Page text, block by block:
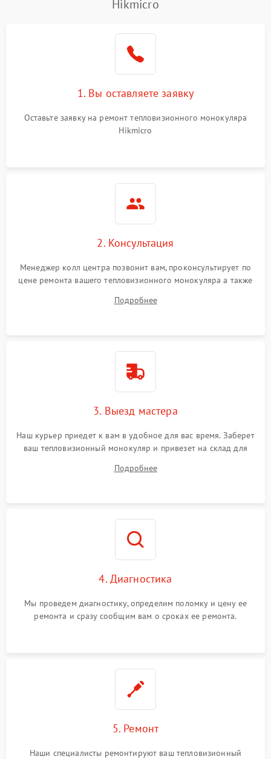
500 ₽
1250 ₽ Подробнее →
750 ₽
2500 ₽
1500 ₽
Hikmicro
1. Вы оставляете заявку
Оставьте заявку на ремонт тепловизионного монокуляра
Hikmicro
2. Консультация
Менеджер колл центра позвонит вам, проконсультирует по
цене ремонта вашего тепловизионного монокуляра а также
Подробнее
3. Выезд мастера
Наш курьер приедет к вам в удобное для вас время. Заберет
ваш тепловизионный монокуляр и привезет на склад для
Подробнее
4. Диагностика
Мы проведем диагностику, определим поломку и цену ее
ремонта и сразу сообщим вам о сроках ее ремонта.
5. Ремонт
Наши специалисты ремонтируют ваш тепловизионный